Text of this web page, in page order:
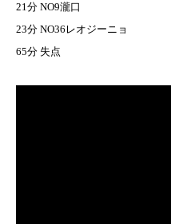
21分 NO9瀧口
23分 NO36 レオジーニョ
65分 失点